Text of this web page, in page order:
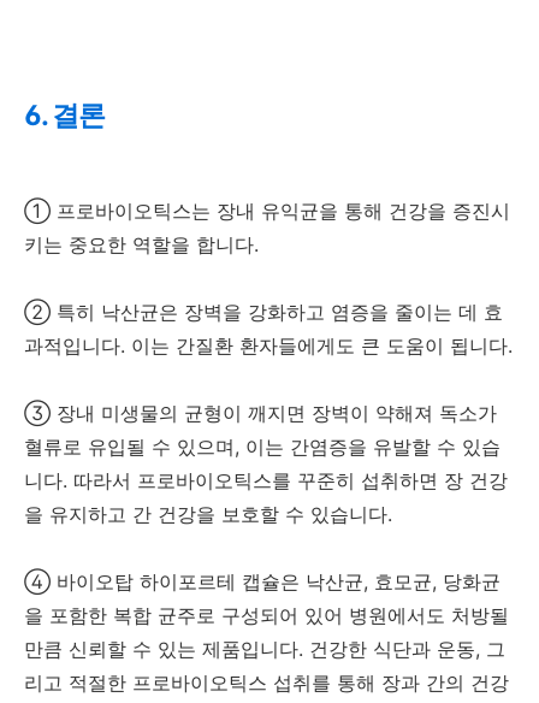
6. 결론
① 프로바이오틱스는 장내 유익균을 통해 건강을 증진시
키는 중요한 역할을 합니다.
② 특히 낙산균은 장벽을 강화하고 염증을 줄이는 데 효
과적입니다. 이는 간질환 환자들에게도 큰 도움이 됩니다.
③ 장내 미생물의 균형이 깨지면 장벽이 약해져 독소가
혈류로 유입될 수 있으며, 이는 간염증을 유발할 수 있습
니다. 따라서 프로바이오틱스를 꾸준히 섭취하면 장 건강
을 유지하고 간 건강을 보호할 수 있습니다.
④ 바이오탑 하이포르테 캡슐은 낙산균, 효모균, 당화균
을 포함한 복합 균주로 구성되어 있어 병원에서도 처방될
만큼 신뢰할 수 있는 제품입니다. 건강한 식단과 운동, 그
리고 적절한 프로바이오틱스 섭취를 통해 장과 간의 건강